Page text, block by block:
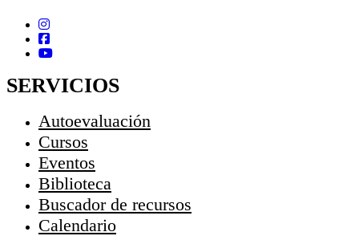
SERVICIOS
Autoevaluación
Cursos
Eventos
Biblioteca
Buscador de recursos
Calendario